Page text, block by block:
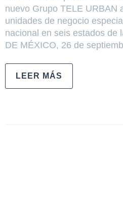
nuevo Grupo TELE URBAN
unidades de negocio
nacional en seis estados de
DE MÉXICO, 26 de
LEER MÁS